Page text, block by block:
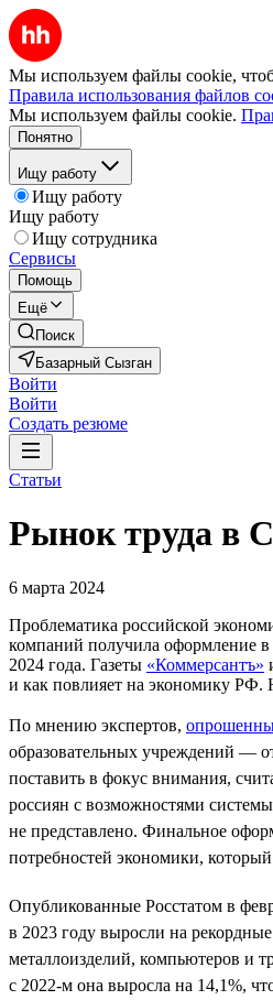
Мы используем файлы cookie,
Правила использования файлов
Мы используем файлы cookie.
Понятно
Ищу работу
Ищу работу
Ищу работу
Ищу сотрудника
Сервисы
Помощь
Ещё
Поиск
Базарный Сызган
Войти
Войти
Создать резюме
Статьи
Рынок труда в
6 марта 2024
Проблематика российской
компаний получила оформление
2024 года. Газеты «Коммерсантъ»
и как повлияет на экономику РФ.
По мнению экспертов,
образовательных учреждений —
поставить в фокус внимания,
россиян с возможностями
не представлено. Финальное
потребностей экономики,
Опубликованные Росстатом в
в 2023 году выросли на рекордные
металлоизделий, компьютеров и
с 2022-м она выросла на 14,1%,